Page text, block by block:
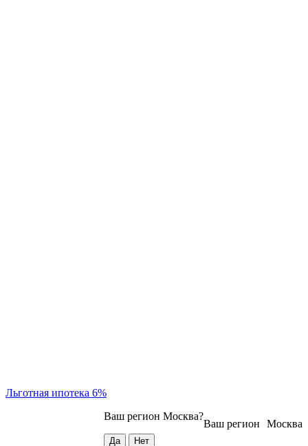
Льготная ипотека 6%
Москва
Ваш регион
Ваш регион Москва?